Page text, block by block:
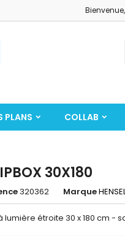
Bienvenue,
PLANS COLLAB
30X180
320362 Marque
lumière étroite 30 x 180 cm -